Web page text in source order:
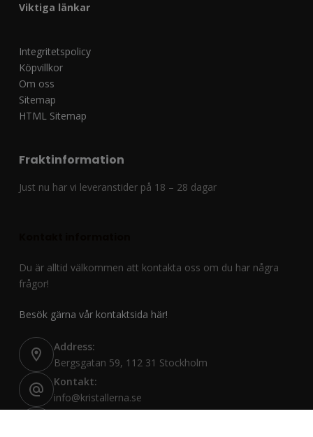
Viktiga länkar
Integritetspolicy
Köpvillkor
Om oss
Sitemap
HTML Sitemap
Fraktinformation
Just nu har vi leveranstider på 18 – 28 dagar
Du är alltid välkommen att kontakta oss om du har några
frågor!
Besök gärna vår kontaktsida här!
Address:
Bergsgatan 59, 112 31 Stockholm
Kontakt:
info@kristallerna.se